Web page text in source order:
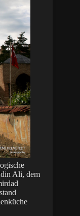
Ali, dem